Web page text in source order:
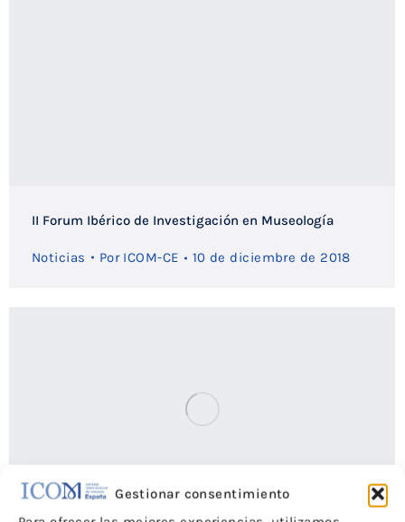
Gestionar consentimiento
II Forum Ibérico de Investigación en Museología
Noticias Por ICOM-CE 10 de diciembre de 2018